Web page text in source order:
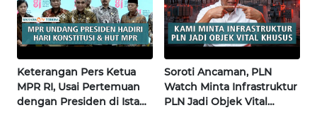
Keterangan Pers Ketua
MPR RI, Usai Pertemuan
dengan Presiden di Istana
Soroti Ancaman, PLN
Watch Minta Infrastruktur
PLN Jadi Objek Vital
WN
KALTARA
WN
KALSEL